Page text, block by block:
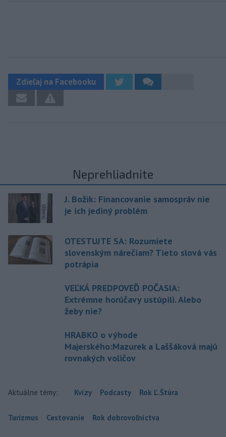
Zdieľaj na Facebooku
Neprehliadnite
J. Božik: Financovanie samospráv nie
je ich jediný problém
OTESTUJTE SA: Rozumiete
slovenským nárečiam? Tieto slová vás
potrápia
VEĽKÁ PREDPOVEĎ POČASIA:
Extrémne horúčavy ustúpili. Alebo
žeby nie?
HRABKO o výhode
Majerského:Mazurek a Laššáková majú
rovnakých voličov
Aktuálne témy: Kvízy Podcasty Rok Ľ.Štúra
Turizmus Cestovanie Rok dobrovoľníctva